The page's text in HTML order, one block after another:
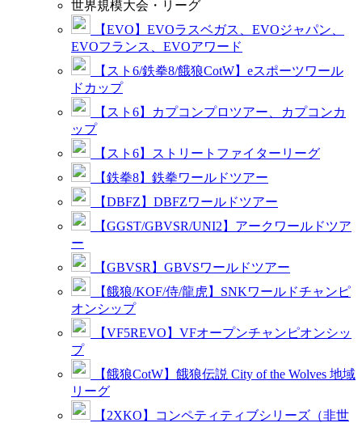
世界規模大会・リーグ
【EVO】EVOラスベガス、EVOジャパン、
EVOフランス、EVOアワード
【スト6/鉄拳8/餓狼CotW】eスポーツワール
ドカップ
【スト6】カプコンプロツアー、カプコンカ
ップ
【スト6】ストリートファイターリーグ
【鉄拳8】鉄拳ワールドツアー
【DBFZ】DBFZワールドツアー
【GGST/GBVSR/UNI2】アークワールドツア
ー
【GBVSR】GBVSワールドツアー
【餓狼/KOF/侍/龍虎】SNKワールドチャンピ
オンシップ
【VF5REVO】VFオープンチャンピオンシッ
プ
【餓狼CotW】餓狼伝説 City of the Wolves 地域
リーグ
【2XKO】コンペティティブシリーズ（非世